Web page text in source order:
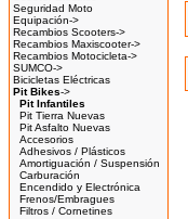
Seguridad Moto
Equipación->
Recambios Scooters->
Recambios Maxiscooter->
Recambios Motocicleta->
SUMCO->
Bicicletas Eléctricas
Pit Bikes->
Pit Infantiles
Pit Tierra Nuevas
Pit Asfalto Nuevas
Accesorios
Adhesivos / Plásticos
Amortiguación / Suspensión
Carburación
Encendido y Electrónica
Frenos/Embragues
Filtros / Cornetines